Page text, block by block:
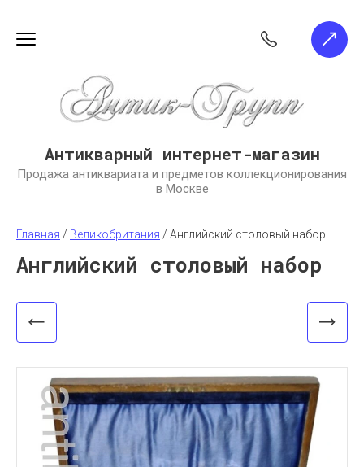
Антикварный интернет-магазин
Продажа антиквариата и предметов коллекционирования
в Москве
Главная / Великобритания / Английский столовый набор
Английский столовый набор